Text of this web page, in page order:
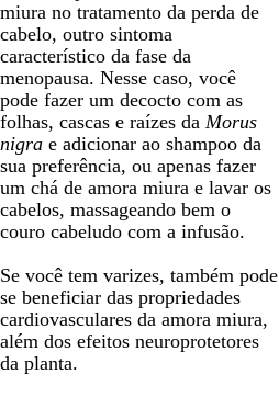
miura no tratamento da perda de
cabelo, outro sintoma
característico da fase da
menopausa. Nesse caso, você
pode fazer um decocto com as
folhas, cascas e raízes da Morus
nigra e adicionar ao shampoo da
sua preferência, ou apenas fazer
um chá de amora miura e lavar os
cabelos, massageando bem o
couro cabeludo com a infusão.
Se você tem varizes, também pode
se beneficiar das propriedades
cardiovasculares da amora miura,
além dos efeitos neuroprotetores
da planta.